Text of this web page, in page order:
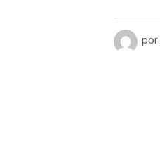
por